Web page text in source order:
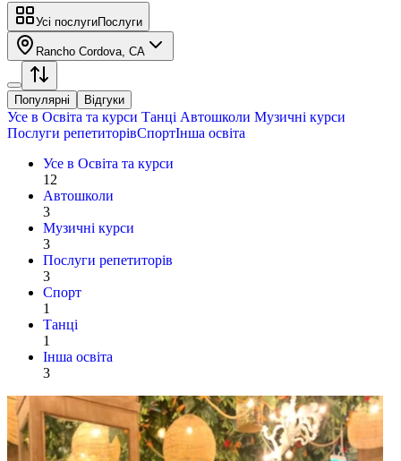
Усі послугиПослуги
Rancho Cordova, CA
Популярні Відгуки
Усе в Освіта та курси Танці Автошколи Музичні курси
Послуги репетиторівСпортІнша освіта
Усе в Освіта та курси
12
Автошколи
3
Музичні курси
3
Послуги репетиторів
3
Спорт
1
Танці
1
Інша освіта
3